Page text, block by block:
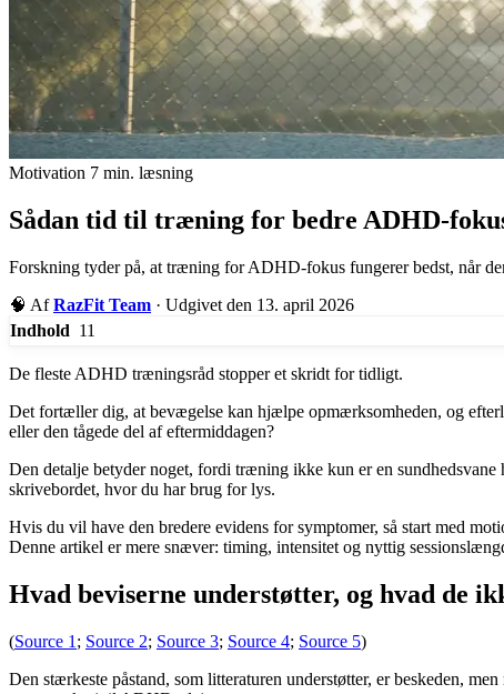
Motivation 7 min. læsning
Sådan tid til træning for bedre ADHD-
Forskning tyder på, at træning for ADHD-fokus fungerer bedst, når
🧠 AfRazFit Team · Udgivet den 13. april 2026
Indhold 11
De fleste ADHD træningsråd stopper et skridt for tidligt.
Det fortæller dig, at bevægelse kan hjælpe opmærksomheden, og
eller den tågede del af eftermiddagen?
Den detalje betyder noget, fordi træning ikke kun er en
skrivebordet, hvor du har brug for lys.
Hvis du vil have den bredere evidens for symptomer, så start med
Denne artikel er mere snæver: timing, intensitet og nyttig
Hvad beviserne understøtter, og hvad de
(Source 1 ; Source 2; Source 3; Source 4; Source 5)
Den stærkeste påstand, som litteraturen understøtter, er beskeden,